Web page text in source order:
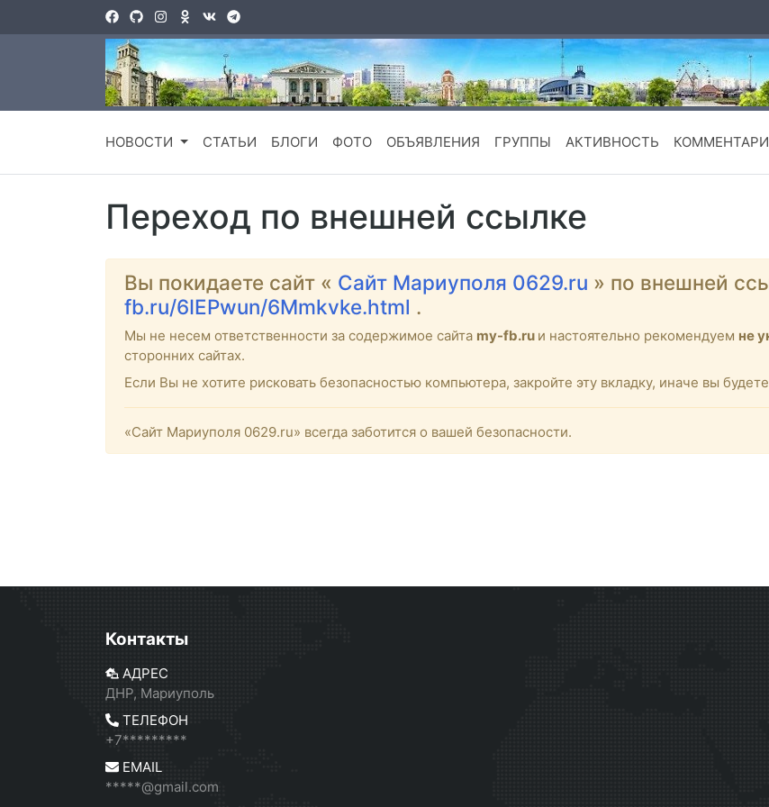
НОВОСТИ СТАТЬИ БЛОГИ ФОТО ОБЪЯВЛЕНИЯ ГРУППЫ АКТИВНОСТЬ
Переход по внешней ссылке
Вы покидаете сайт « Сайт Мариуполя 0629.ru » по внешней
fb.ru/6IEPwun/6Mmkvke.html .
Мы не несем ответственности за содержимое сайта my-fb.ru и настоятельно рекомендуем не
сторонних сайтах.
Если Вы не хотите рисковать безопасностью компьютера, закройте эту вкладку, иначе вы
«Сайт Мариуполя 0629.ru» всегда заботится о вашей безопасности.
Контакты
АДРЕС
ДНР, Мариуполь
ТЕЛЕФОН
+7*********
EMAIL
*****@gmail.com